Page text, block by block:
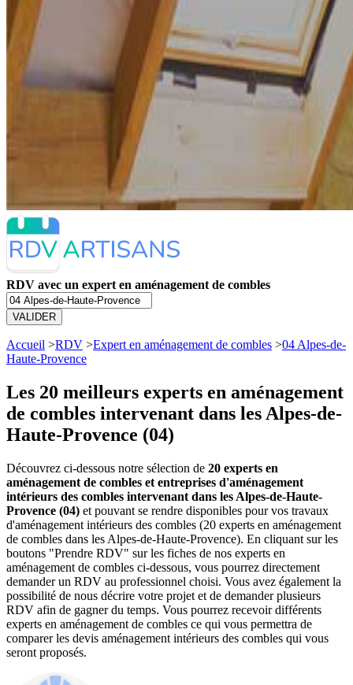
RDV avec un expert en aménagement de combles
VALIDER
Accueil >RDV >Expert en aménagement de combles >04 Alpes-de-
Haute-Provence
Les 20 meilleurs experts en aménagement
de combles intervenant dans les Alpes-de-
Haute-Provence (04)
Découvrez ci-dessous notre sélection de 20 experts en
aménagement de combles et entreprises d'aménagement
intérieurs des combles intervenant dans les Alpes-de-Haute-
Provence (04) et pouvant se rendre disponibles pour vos travaux
d'aménagement intérieurs des combles (20 experts en aménagement
de combles dans les Alpes-de-Haute-Provence). En cliquant sur les
boutons "Prendre RDV" sur les fiches de nos experts en
aménagement de combles ci-dessous, vous pourrez directement
demander un RDV au professionnel choisi. Vous avez également la
possibilité de nous décrire votre projet et de demander plusieurs
RDV afin de gagner du temps. Vous pourrez recevoir différents
experts en aménagement de combles ce qui vous permettra de
comparer les devis aménagement intérieurs des combles qui vous
seront proposés.